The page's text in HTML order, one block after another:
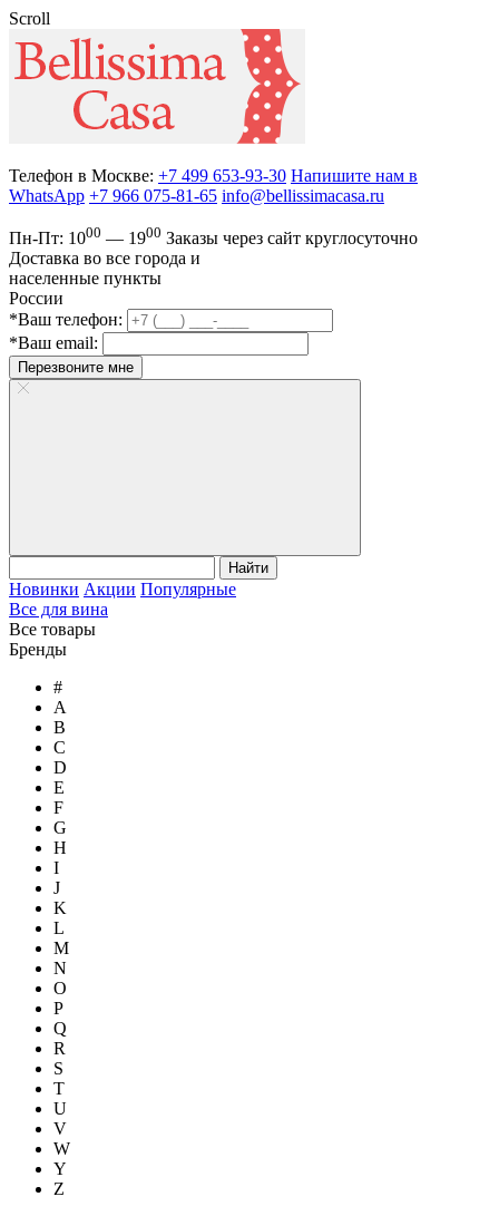
Scroll
Телефон в Москве: +7 499 653-93-30 Напишите нам в
WhatsApp +7 966 075-81-65 info@bellissimacasa.ru
Пн-Пт: 1000 — 1900 Заказы через сайт круглосуточно
Доставка во все города и
населенные пункты
России
*Ваш телефон:
*Ваш email:
Перезвоните мне
Найти
Новинки Акции Популярные
Все для вина
Все товары
Бренды
#
A
B
C
D
E
F
G
H
I
J
K
L
M
N
O
P
Q
R
S
T
U
V
W
Y
Z